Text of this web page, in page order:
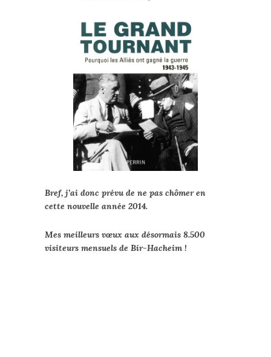
Bref, j’ai donc prévu de ne pas chômer en
cette nouvelle année 2014.
Mes meilleurs vœux aux désormais 8.500
visiteurs mensuels de Bir-Hacheim !